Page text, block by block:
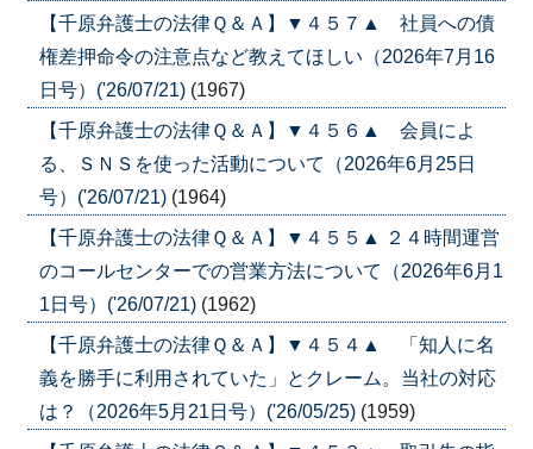
【千原弁護士の法律Ｑ＆Ａ】▼４５７▲ 社員への債
権差押命令の注意点など教えてほしい（2026年7月16
日号）('26/07/21) (1967)
【千原弁護士の法律Ｑ＆Ａ】▼４５６▲ 会員によ
る、ＳＮＳを使った活動について（2026年6月25日
号）('26/07/21) (1964)
【千原弁護士の法律Ｑ＆Ａ】▼４５５▲ ２４時間運営
のコールセンターでの営業方法について（2026年6月1
1日号）('26/07/21) (1962)
【千原弁護士の法律Ｑ＆Ａ】▼４５４▲ 「知人に名
義を勝手に利用されていた」とクレーム。当社の対応
は？（2026年5月21日号）('26/05/25) (1959)